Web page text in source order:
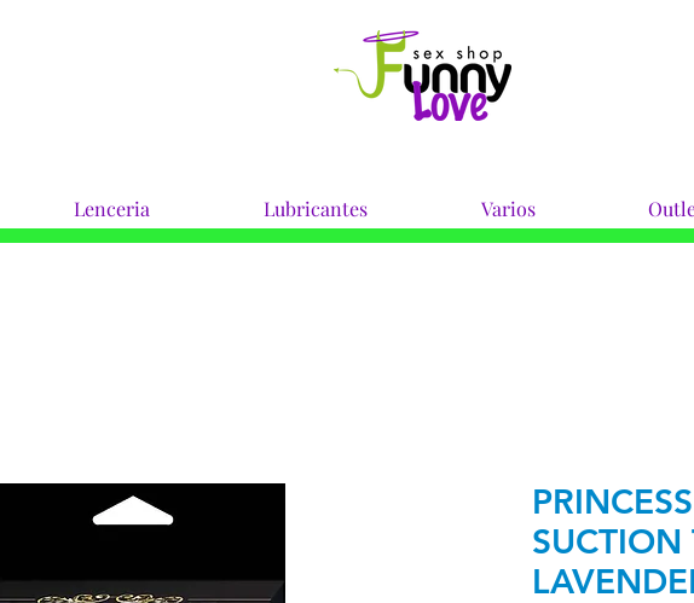
Lenceria Lubricantes Varios
SUCTION